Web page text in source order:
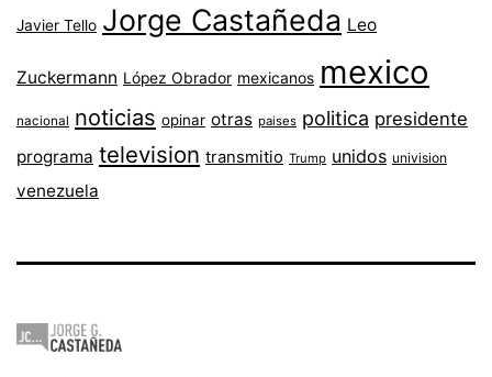
Javier Tello Jorge Castañeda Leo
Zuckermann López Obrador mexicanos mexico
nacional noticias opinar otras paises politica presidente
programa television transmitio Trump unidos univision
venezuela